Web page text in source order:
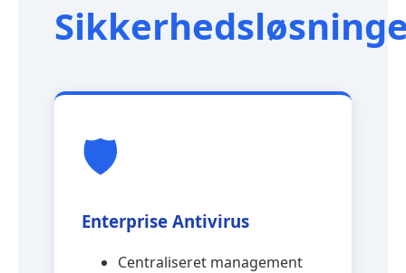
🛡️
Enterprise Antivirus
Centraliseret management